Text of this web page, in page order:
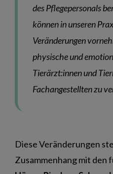
des Pflegepersonals
können in unseren
Veränderungen
physische und
Tierärzt:innen und
Fachangestellten zu
Diese Veränderungen
Zusammenhang mit den